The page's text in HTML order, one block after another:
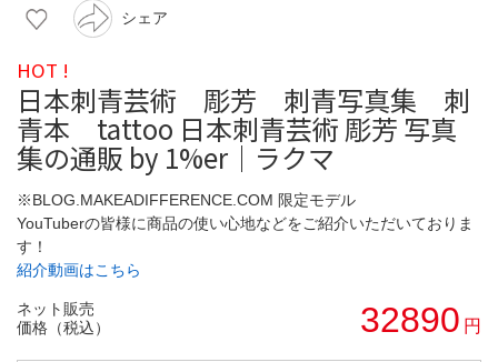
シェア
HOT !
日本刺青芸術 彫芳 刺青写真集 刺
青本 tattoo 日本刺青芸術 彫芳 写真
集の通販 by 1%er｜ラクマ
※BLOG.MAKEADIFFERENCE.COM 限定モデル
YouTuberの皆様に商品の使い心地などをご紹介いただいておりま
す！
紹介動画はこちら
ネット販売
価格（税込）
32890 円